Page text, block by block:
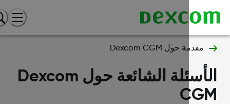
مقدمة حول Dexcom CGM
الأسئلة الشائعة حول Dexcom